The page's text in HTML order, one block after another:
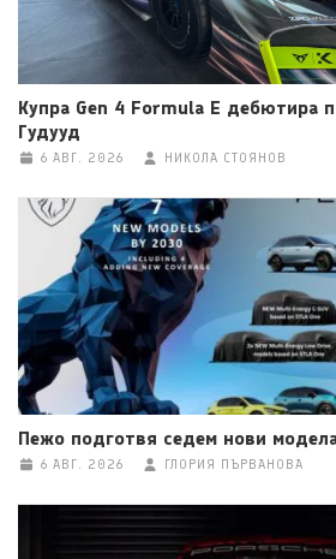
Купра Gen 4 Formula E дебютира
Гудууд
6 АВГ. 2026 НИКОЛА СТОЯНОВ
Пежо подготвя седем нови
6 АВГ. 2026 ГЛОРИЯ ПЪРВАНОВА